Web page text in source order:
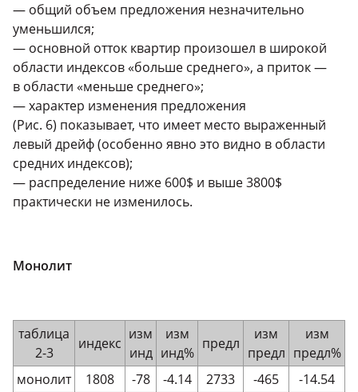
— общий объем предложения незначительно
уменьшился;
— основной отток квартир произошел в широкой
области индексов «больше среднего», а приток —
в области «меньше среднего»;
— характер изменения предложения
(Рис. 6) показывает, что имеет место выраженный
левый дрейф (особенно явно это видно в области
средних индексов);
— распределение ниже 600$ и выше 3800$
практически не изменилось.
Монолит
таблица
2-3
индекс
изм
инд
изм
инд%
предл
изм
предл
изм
предл%
монолит
1808 -78 -4.14 2733 -465 -14.54